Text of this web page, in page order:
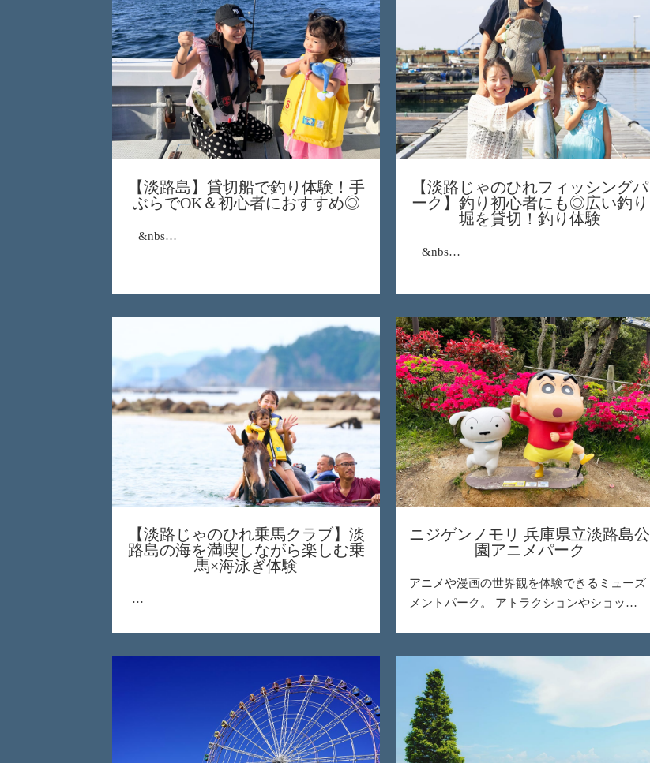
【淡路島】貸切船で釣り体験！手
ぶらでOK＆初心者におすすめ◎
&nbs…
【淡路じゃのひれフィッシングパ
ーク】釣り初心者にも◎広い釣り
堀を貸切！釣り体験
&nbs…
【淡路じゃのひれ乗馬クラブ】淡
路島の海を満喫しながら楽しむ乗
馬×海泳ぎ体験
…
ニジゲンノモリ 兵庫県立淡路島公
園アニメパーク
アニメや漫画の世界観を体験できるミューズ
メントパーク。 アトラクションやショッ…